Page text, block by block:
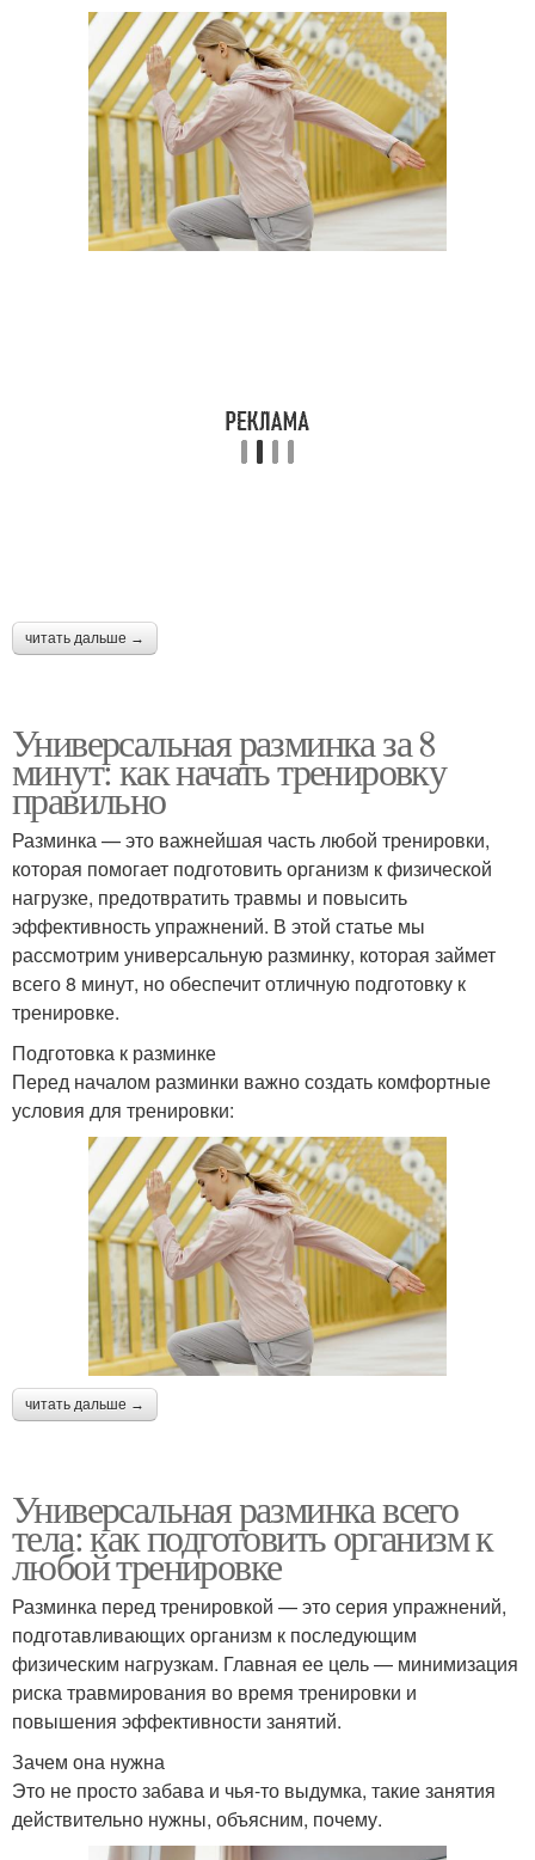
Разминка перед любой Разминка для людей
Питание перед
разминкой
Разминка для разных
видов
читать дальше →
Универсальная разминка за 8
минут: как начать тренировку
правильно
Разминка — это важнейшая часть любой тренировки,
которая помогает подготовить организм к физической
нагрузке, предотвратить травмы и повысить
эффективность упражнений. В этой статье мы
рассмотрим универсальную разминку, которая займет
всего 8 минут, но обеспечит отличную подготовку к
тренировке.
Подготовка к разминке
Перед началом разминки важно создать комфортные
условия для тренировки:
читать дальше →
Универсальная разминка всего
тела: как подготовить организм к
любой тренировке
Разминка перед тренировкой — это серия упражнений,
подготавливающих организм к последующим
физическим нагрузкам. Главная ее цель — минимизация
риска травмирования во время тренировки и
повышения эффективности занятий.
Зачем она нужна
Это не просто забава и чья-то выдумка, такие занятия
действительно нужны, объясним, почему.